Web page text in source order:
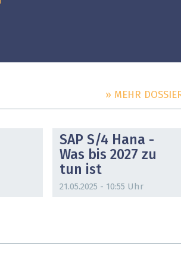
» MEHR
SAP S/4 Hana -
Was bis 2027 zu
tun ist
21.05.2025 - 10:55 Uhr